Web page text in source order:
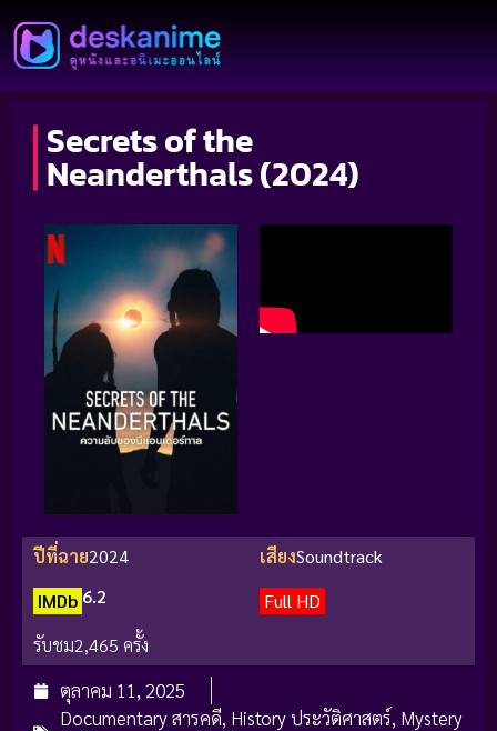
Secrets of the
Neanderthals (2024)
ปีที่ฉาย2024 เสียงSoundtrack
IMDb 6.2
Full HD
รับชม2,465 ครั้ง
ตุลาคม 11, 2025
Documentary สารคดี, History ประวัติศาสตร์, Mystery